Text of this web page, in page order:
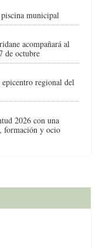
municipal
acompañará al
de octubre
regional del
2026 con una
formación y ocio